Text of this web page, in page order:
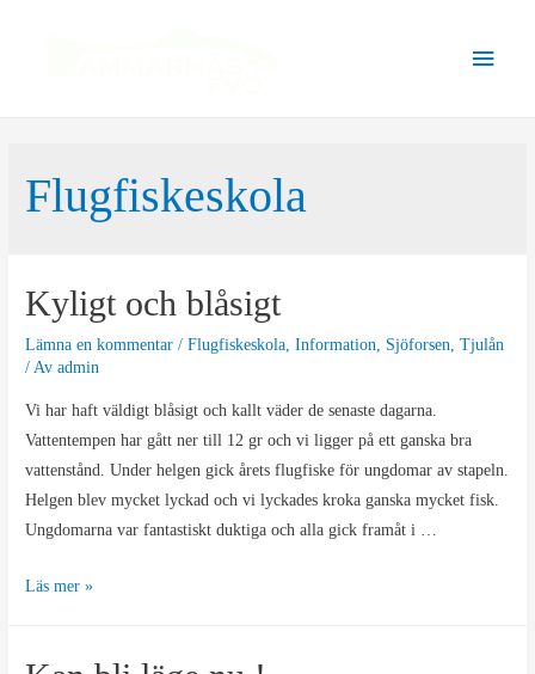
Flugfiskeskola
Kyligt och blåsigt
Lämna en kommentar /Flugfiskeskola,Information, Sjöforsen,Tjulån
/ Av admin
Vi har haft väldigt blåsigt och kallt väder de senaste dagarna.
Vattentempen har gått ner till 12 gr och vi ligger på ett ganska bra
vattenstånd. Under helgen gick årets flugfiske för ungdomar av stapeln.
Helgen blev mycket lyckad och vi lyckades kroka ganska mycket fisk.
Ungdomarna var fantastiskt duktiga och alla gick framåt i …
Kyligt
Läs mer »